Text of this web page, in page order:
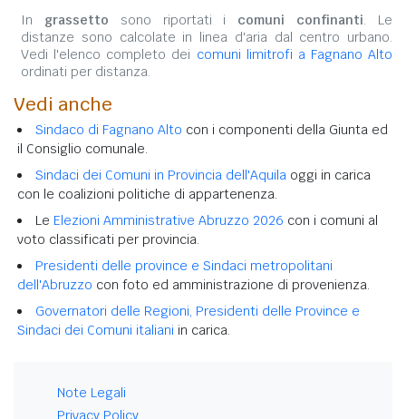
In grassetto sono riportati i comuni confinanti. Le
distanze sono calcolate in linea d'aria dal centro urbano.
Vedi l'elenco completo dei comuni limitrofi a Fagnano Alto
ordinati per distanza.
Vedi anche
Sindaco di Fagnano Alto con i componenti della Giunta ed
il Consiglio comunale.
Sindaci dei Comuni in Provincia dell'Aquila oggi in carica
con le coalizioni politiche di appartenenza.
Le Elezioni Amministrative Abruzzo 2026 con i comuni al
voto classificati per provincia.
Presidenti delle province e Sindaci metropolitani
dell'Abruzzo con foto ed amministrazione di provenienza.
Governatori delle Regioni, Presidenti delle Province e
Sindaci dei Comuni italiani in carica.
Note Legali
Privacy Policy